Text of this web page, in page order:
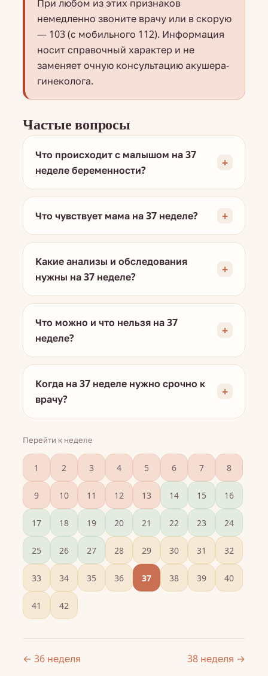
При любом из этих признаков
немедленно звоните врачу или в скорую
— 103 (с мобильного 112). Информация
носит справочный характер и не
заменяет очную консультацию акушера-
гинеколога.
Частые вопросы
Что происходит с малышом на 37
неделе беременности?
Что чувствует мама на 37 неделе?
Какие анализы и обследования
нужны на 37 неделе?
Что можно и что нельзя на 37
неделе?
Когда на 37 неделе нужно срочно к
врачу?
Перейти к неделе
1 2 3 4 5 6 7 8
9 10 11 12 13 14 15 16
17 18 19 20 21 22 23 24
25 26 27 28 29 30 31 32
33 34 35 36 37 38 39 40
41 42
← 36 неделя 38 неделя →